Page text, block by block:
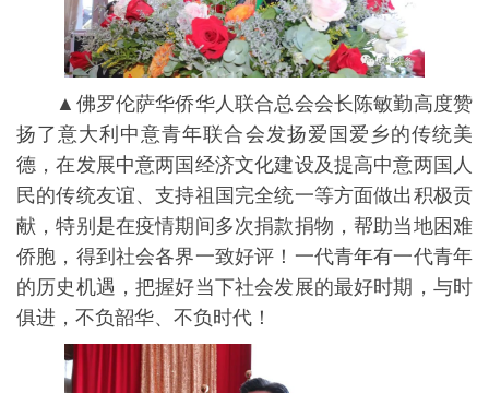
▲佛罗伦萨华侨华人联合总会会长陈敏勤高度赞
扬了意大利中意青年联合会发扬爱国爱乡的传统美
德，在发展中意两国经济文化建设及提高中意两国人
民的传统友谊、支持祖国完全统一等方面做出积极贡
献，特别是在疫情期间多次捐款捐物，帮助当地困难
侨胞，得到社会各界一致好评！一代青年有一代青年
的历史机遇，把握好当下社会发展的最好时期，与时
俱进，不负韶华、不负时代！